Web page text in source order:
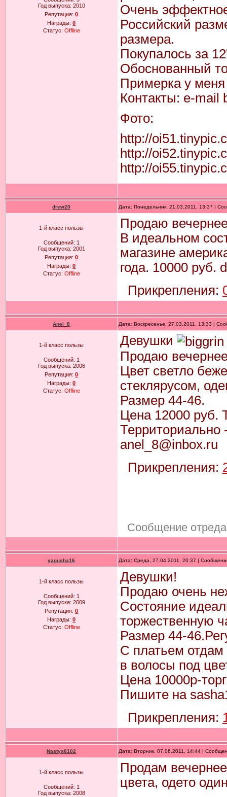
Год выпуска: 2010
Репутация:0
Награды:0
Статус: Offline
Очень
Российский
размера.
Покупалось за
Обоснованный
Примерка у
Контакты: e-mail
Фото:
http://
http://
http://
drew20 Дата: Понедельник, 21.03.2011, 13:37 |
1-й класс пользы
Сообщений: 1
Год выпуска: 2001
Репутация:0
Награды:0
Статус: Offline
Продаю
В идеальном
магазине
года. 10000 руб.
Прикрепления:
Anel_8 Дата: Воскресенье, 27.03.2011, 13:33 |
1-й класс пользы
Сообщений: 1
Год выпуска: 2006
Репутация:0
Награды:0
Статус: Offline
Девушки
Продаю
Цвет светло
стеклярусом,
Размер 44-46.
Цена 12000 руб.
anel_8@inbox.ru
Прикрепления:
Сообщение
yagusha16 Дата: Среда, 27.04.2011, 20:37 |
1-й класс пользы
Сообщений: 1
Год выпуска: 2009
Репутация:0
Награды:0
Статус: Offline
Девушки!
Продаю очень
Состояние
торжественную
Размер 44-
С платьем отдам
в волосы под
Цена 10000р-
Пишите на
Прикрепления:
Nastya0102 Дата: Вторник, 07.06.2011, 14:44 |
1-й класс пользы
Сообщений: 1
Год выпуска: 2008
Продам
цвета, одето